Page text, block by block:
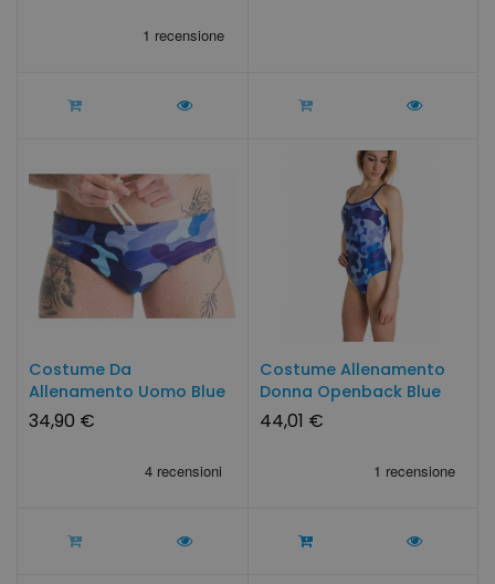
Costume Da
Allenamento Uomo Blue
Camo By...
34,90 €
Costume Allenamento
Donna Openback Blue
Camo...
44,01 €